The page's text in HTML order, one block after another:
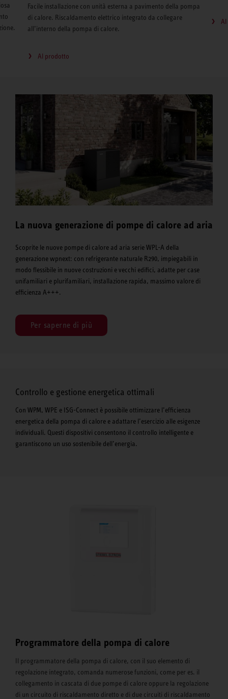
Facile installazione con unità esterna a pavimento della pompa
di calore. Riscaldamento elettrico integrato da collegare
all’interno della pompa di calore.
Al prodotto
La nuova generazione di pompe di calore ad aria
Scoprite le nuove pompe di calore ad aria serie WPL-A della
generazione wpnext: con refrigerante naturale R290, impiegabili in
modo flessibile in nuove costruzioni e vecchi edifici, adatte per case
unifamiliari e plurifamiliari, installazione rapida, massimo valore di
efficienza A+++.
Per saperne di più
Controllo e gestione energetica ottimali
Con WPM, WPE e ISG-Connect è possibile ottimizzare l’efficienza
energetica della pompa di calore e adattare l’esercizio alle esigenze
individuali. Questi dispositivi consentono il controllo intelligente e
garantiscono un uso sostenibile dell’energia.
Programmatore della pompa di calore
Il programmatore della pompa di calore, con il suo elemento di
regolazione integrato, comanda numerose funzioni, come per es. il
collegamento in cascata di due pompe di calore oppure la regolazione
di un circuito di riscaldamento diretto e di due circuiti di riscaldamento